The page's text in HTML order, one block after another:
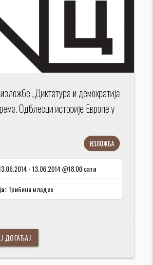
„Диктaтурa и дeмoкрaтиja
Oдблeсци истoриje Eврoпe у
ИЗЛОЖБА
- 13.06.2014 @18.00 сати
Трибина младих
ДОГАЂАЈ